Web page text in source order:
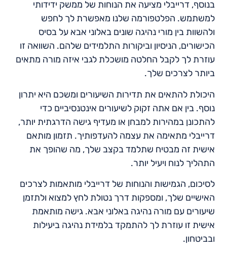
בנוסף, דרייבלי מציעה את הנוחות של ממשק ידידותי
למשתמש. הפלטפורמה שלנו מאפשרת לך לחפש
ולהשוות בין מורי נהיגה שונים באלוני אבא על בסיס
הכישורים, הניסיון וביקורות התלמידים שלהם. השוואה זו
עוזרת לך לקבל החלטה מושכלת לגבי איזה מורה מתאים
ביותר לצרכים שלך.
היכולת להתאים את תדירות השיעורים ומשכם היא יתרון
נוסף. בין אם אתה זקוק לשיעורים אינטנסיביים כדי
להתכונן במהירות למבחן או מעדיף גישה הדרגתית יותר,
דרייבלי מתאימה את עצמה להעדפותיך. תזמון מותאם
אישית זה מבטיח שתלמד בקצב שלך, מה שהופך את
התהליך לנוח ויעיל יותר.
לסיכום, הגמישות והנוחות של דרייבלי מותאמות לצרכים
האישיים שלך, ומספקות דרך נטולת לחץ למצוא ולתזמן
שיעורים עם מורה נהיגה באלוני אבא. גישה מותאמת
אישית זו עוזרת לך להתמקד בלמידת נהיגה ביעילות
ובביטחון.